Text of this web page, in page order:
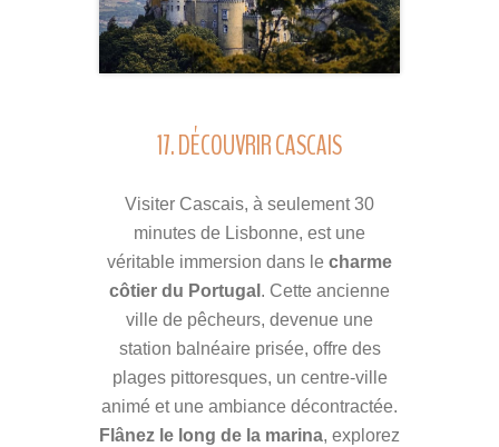
17. DÉCOUVRIR CASCAIS
Visiter Cascais, à seulement 30
minutes de Lisbonne, est une
véritable immersion dans le charme
côtier du Portugal . Cette ancienne
ville de pêcheurs, devenue une
station balnéaire prisée, offre des
plages pittoresques, un centre-ville
animé et une ambiance décontractée.
Flânez le long de la marina, explorez